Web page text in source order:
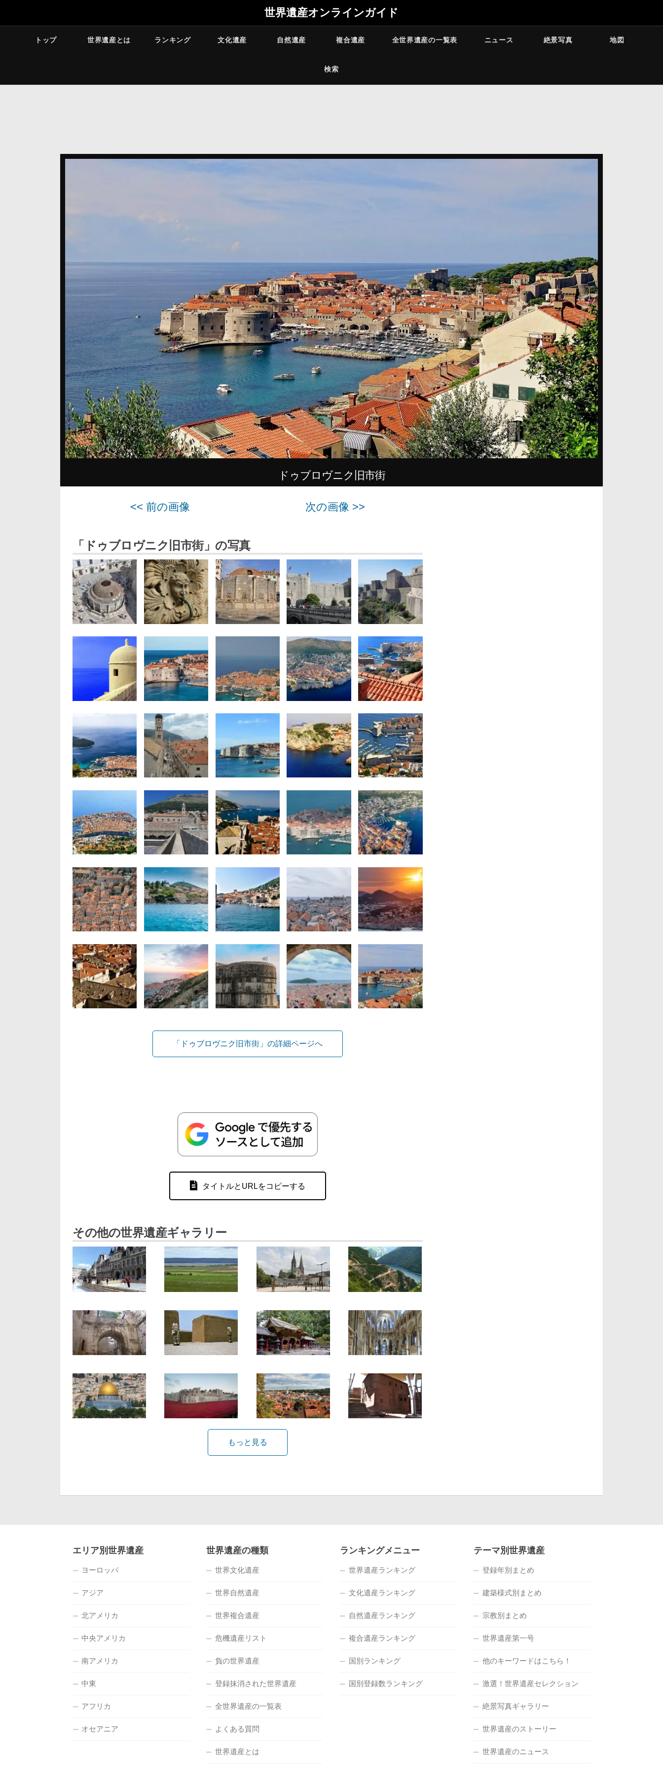
世界遺産オンラインガイド
トップ 世界遺産とは ランキング 文化遺産 自然遺産 複合遺産 全世界遺産の一覧表 ニュース 絶景写真 地図
検索
ドゥブロヴニク旧市街
<< 前の画像 次の画像 >>
「ドゥブロヴニク旧市街」の写真
「ドゥブロヴニク旧市街」の詳細ページへ
タイトルとURLをコピーする
その他の世界遺産ギャラリー
もっと見る
エリア別世界遺産
ヨーロッパ
アジア
北アメリカ
中央アメリカ
南アメリカ
中東
アフリカ
オセアニア
世界遺産の種類
世界文化遺産
世界自然遺産
世界複合遺産
危機遺産リスト
負の世界遺産
登録抹消された世界遺産
全世界遺産の一覧表
よくある質問
世界遺産とは
ランキングメニュー
世界遺産ランキング
文化遺産ランキング
自然遺産ランキング
複合遺産ランキング
国別ランキング
国別登録数ランキング
テーマ別世界遺産
登録年別まとめ
建築様式別まとめ
宗教別まとめ
世界遺産第一号
他のキーワードはこちら！
激選！世界遺産セレクション
絶景写真ギャラリー
世界遺産のストーリー
世界遺産のニュース